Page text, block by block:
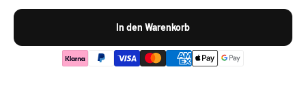
In den Warenkorb